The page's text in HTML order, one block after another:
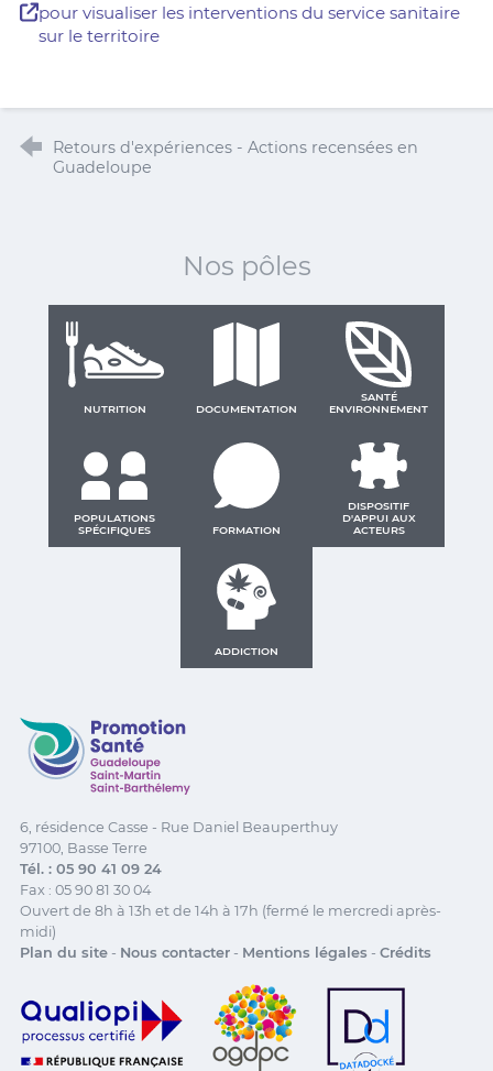
pour visualiser les interventions du service sanitaire
sur le territoire
Retours d'expériences - Actions recensées en
Guadeloupe
Nos pôles
NUTRITION DOCUMENTATION
SANTÉ
ENVIRONNEMENT
POPULATIONS
SPÉCIFIQUES
FORMATION
DISPOSITIF
D'APPUI AUX
ACTEURS
ADDICTION
Promotion Santé Guadeloupe, Saint-Martin, Saint
6, résidence Casse - Rue Daniel Beauperthuy
97100, Basse Terre
Tél. : 05 90 41 09 24
Fax : 05 90 81 30 04
Ouvert de 8h à 13h et de 14h à 17h (fermé le mercredi après-
midi)
Plan du site- Nous contacter- Mentions légales - Crédits